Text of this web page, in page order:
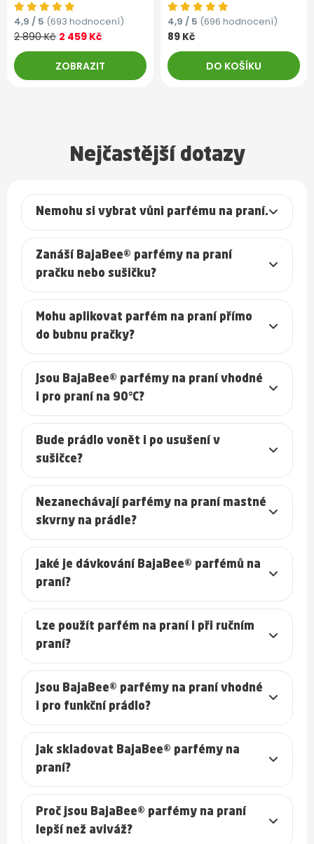
4,9 / 5 (693 hodnocení)
2 890 Kč 2 459 Kč
ZOBRAZIT
4,9 / 5 (696 hodnocení)
89 Kč
DO KOŠÍKU
Nejčastější dotazy
Nemohu si vybrat vůni parfému na praní.
Zanáší BajaBee® parfémy na praní
pračku nebo sušičku?
Mohu aplikovat parfém na praní přímo
do bubnu pračky?
Jsou BajaBee® parfémy na praní vhodné
i pro praní na 90°C?
Bude prádlo vonět i po usušení v
sušičce?
Nezanechávají parfémy na praní mastné
skvrny na prádle?
Jaké je dávkování BajaBee® parfémů na
praní?
Lze použít parfém na praní i při ručním
praní?
Jsou BajaBee® parfémy na praní vhodné
i pro funkční prádlo?
Jak skladovat BajaBee® parfémy na
praní?
Proč jsou BajaBee® parfémy na praní
lepší než aviváž?